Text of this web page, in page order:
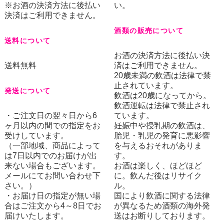
※お酒の決済方法に後払い
決済はご利用できません。
送料について
送料無料
発送について
・ご注文日の翌々日から6
ヶ月以内の間での指定をお
受けしています。
（一部地域、商品によって
は7日以内でのお届けが出
来ない場合もございます。
メールにてお問い合わせ下
さい。）
・お届け日の指定が無い場
合はご注文から4～8日でお
届けいたします。
い。
酒類の販売について
お酒の決済方法に後払い決
済はご利用できません。
20歳未満の飲酒は法律で禁
止されています。
飲酒は20歳になってから。
飲酒運転は法律で禁止され
ています。
妊娠中や授乳期の飲酒は、
胎児・乳児の発育に悪影響
を与えるおそれがありま
す。
お酒は楽しく、ほどほど
に。飲んだ後はリサイク
ル。
国により飲酒に関する法律
が異なるため酒類の海外発
送はお断りしております。